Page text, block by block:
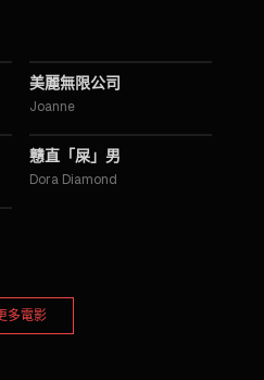
美麗無限公司
Joanne
戇直「屎」男
Dora Diamond
多電影